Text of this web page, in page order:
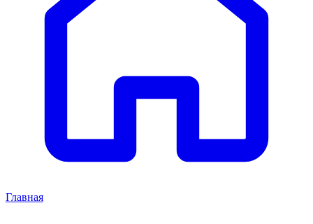
Главная